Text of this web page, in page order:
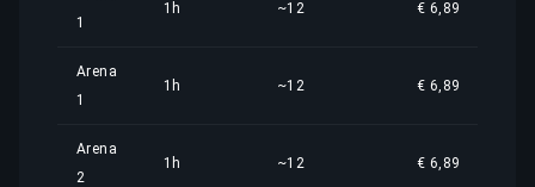
1
1h ~12 € 6,89
Arena
1
1h ~12 € 6,89
Arena
2
1h ~12 € 6,89